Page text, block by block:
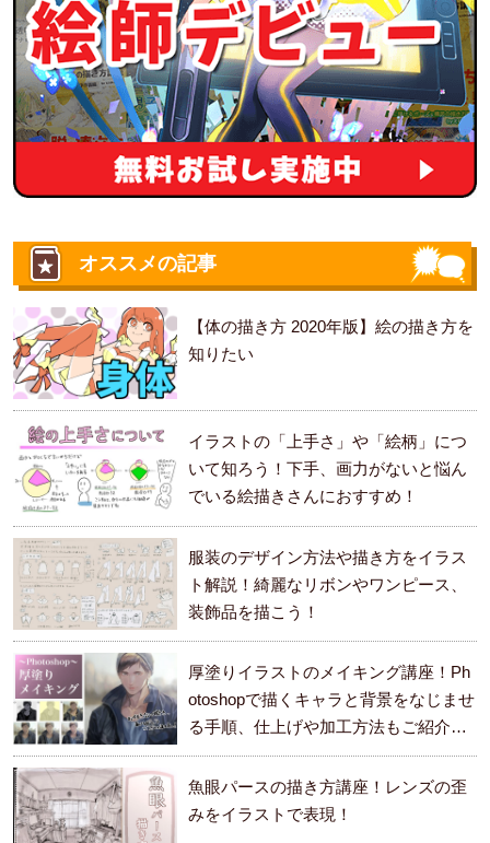
オススメの記事
【体の描き方 2020年版】絵の描き方を
知りたい
イラストの「上手さ」や「絵柄」につ
いて知ろう！下手、画力がないと悩ん
でいる絵描きさんにおすすめ！
服装のデザイン方法や描き方をイラス
ト解説！綺麗なリボンやワンピース、
装飾品を描こう！
厚塗りイラストのメイキング講座！Ph
otoshopで描くキャラと背景をなじませ
る手順、仕上げや加工方法もご紹介し
ます。
魚眼パースの描き方講座！レンズの歪
みをイラストで表現！